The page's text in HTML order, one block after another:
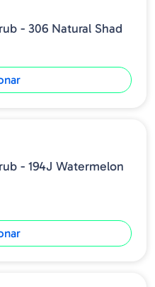
- 306 Natural Shad
- 194J Watermelon